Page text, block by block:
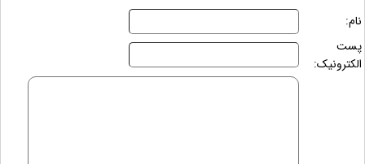
نام:
پست
الکترونیک: